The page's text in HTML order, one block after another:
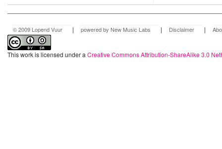
© 2009 Lopend Vuur | powered by New Music Labs | Disclaimer |
This work is licensed under a Creative Commons Attribution-ShareAlike 3.0